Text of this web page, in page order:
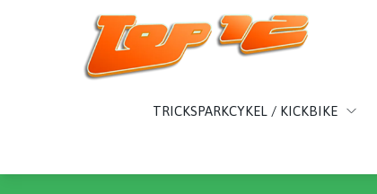
TRICKSPARKCYKEL / KICKBIKE